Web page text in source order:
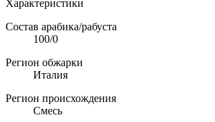
Характеристики
Состав арабика/рабуста
100/0
Регион обжарки
Италия
Регион происхождения
Смесь